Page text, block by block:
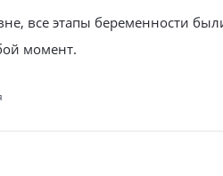
все этапы беременности
момент.